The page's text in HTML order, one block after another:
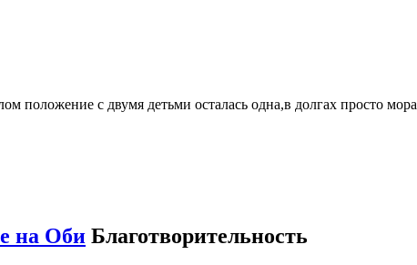
положение с двумя детьми осталась одна,в долгах просто
на Оби Благотворительность